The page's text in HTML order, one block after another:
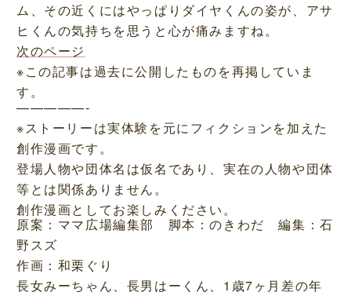
ム、その近くにはやっぱりダイヤくんの姿が、アサ
ヒくんの気持ちを思うと心が痛みますね。
次のページ
※この記事は過去に公開したものを再掲していま
す。
—————-
※ストーリーは実体験を元にフィクションを加えた
創作漫画です。
登場人物や団体名は仮名であり、実在の人物や団体
等とは関係ありません。
創作漫画としてお楽しみください。
原案：ママ広場編集部 脚本：のきわだ 編集：石
野スズ
作画：和栗ぐり
長女みーちゃん、長男はーくん、1歳7ヶ月差の年